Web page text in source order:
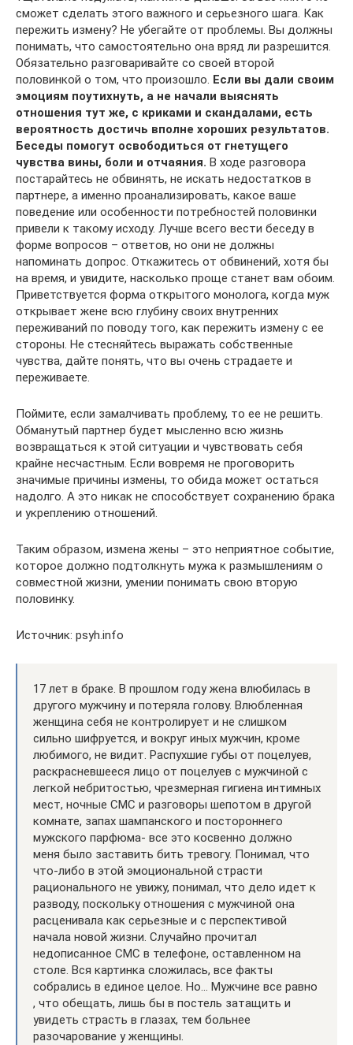
сможет сделать этого важного и серьезного шага. Как
пережить измену? Не убегайте от проблемы. Вы должны
понимать, что самостоятельно она вряд ли разрешится.
Обязательно разговаривайте со своей второй
половинкой о том, что произошло. Если вы дали своим
эмоциям поутихнуть, а не начали выяснять
отношения тут же, с криками и скандалами, есть
вероятность достичь вполне хороших результатов.
Беседы помогут освободиться от гнетущего
чувства вины, боли и отчаяния. В ходе разговора
постарайтесь не обвинять, не искать недостатков в
партнере, а именно проанализировать, какое ваше
поведение или особенности потребностей половинки
привели к такому исходу. Лучше всего вести беседу в
форме вопросов – ответов, но они не должны
напоминать допрос. Откажитесь от обвинений, хотя бы
на время, и увидите, насколько проще станет вам обоим.
Приветствуется форма открытого монолога, когда муж
открывает жене всю глубину своих внутренних
переживаний по поводу того, как пережить измену с ее
стороны. Не стесняйтесь выражать собственные
чувства, дайте понять, что вы очень страдаете и
переживаете.
Поймите, если замалчивать проблему, то ее не решить.
Обманутый партнер будет мысленно всю жизнь
возвращаться к этой ситуации и чувствовать себя
крайне несчастным. Если вовремя не проговорить
значимые причины измены, то обида может остаться
надолго. А это никак не способствует сохранению брака
и укреплению отношений.
Таким образом, измена жены – это неприятное событие,
которое должно подтолкнуть мужа к размышлениям о
совместной жизни, умении понимать свою вторую
половинку.
Источник: psyh.info
17 лет в браке. В прошлом году жена влюбилась в
другого мужчину и потеряла голову. Влюбленная
женщина себя не контролирует и не слишком
сильно шифруется, и вокруг иных мужчин, кроме
любимого, не видит. Распухшие губы от поцелуев,
раскрасневшееся лицо от поцелуев с мужчиной с
легкой небритостью, чрезмерная гигиена интимных
мест, ночные СМС и разговоры шепотом в другой
комнате, запах шампанского и постороннего
мужского парфюма- все это косвенно должно
меня было заставить бить тревогу. Понимал, что
что-либо в этой эмоциональной страсти
рационального не увижу, понимал, что дело идет к
разводу, поскольку отношения с мужчиной она
расценивала как серьезные и с перспективой
начала новой жизни. Случайно прочитал
недописанное СМС в телефоне, оставленном на
столе. Вся картинка сложилась, все факты
собрались в единое целое. Но… Мужчине все равно
, что обещать, лишь бы в постель затащить и
увидеть страсть в глазах, тем больнее
разочарование у женщины.